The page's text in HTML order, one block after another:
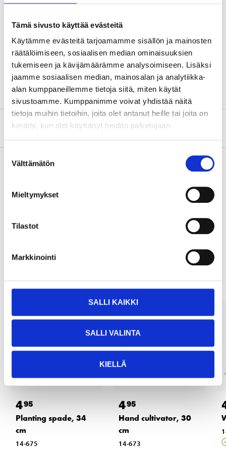
Tämä sivusto käyttää evästeitä
Käytämme evästeitä tarjoamamme sisällön ja mainosten
räätälöimiseen, sosiaalisen median ominaisuuksien
tukemiseen ja kävijämäärämme analysoimiseen. Lisäksi
jaamme sosiaalisen median, mainosalan ja analytiikka-
alan kumppaneillemme tietoja siitä, miten käytät
sivustoamme. Kumppanimme voivat yhdistää näitä
tietoja muihin tietoihin, joita olet antanut heille tai joita on
kerätty, kun olet käyttänyt heidän palvelujaan.
valinta
Välttämätön
Mieltymykset
Tilastot
Markkinointi
SALLI KAIKKI
SALLI VALINTA
KIELLÄ
Type
Hand cultivator
Width
ca 10 cm
Wood type
Ash
Stainless steel
About the manufacturer
Other customers also bought
495
Planting spade, 34
cm
14-675
495
Hand cultivator, 30
cm
14-673